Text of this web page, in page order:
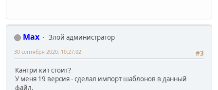
Max
Злой администратор
#3
30 сентября 2020, 10:27:02
Кантри кит стоит?
У меня 19 версия - сделал импорт шаблонов в данный
файл.